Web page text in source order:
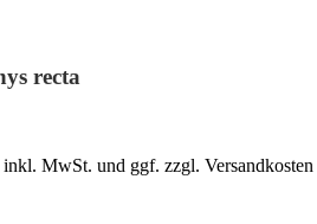
recta
MwSt. und ggf. zzgl. Versandkosten